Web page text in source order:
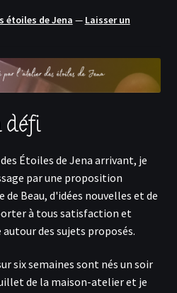
étoiles de Jena — Laisser un
défi
Étoiles de Jena arrivant, je
par une proposition
de Beau, d'idées nouvelles et de
à tous satisfaction et
des sujets proposés.
six semaines sont nés un soir
de la maison-atelier et je